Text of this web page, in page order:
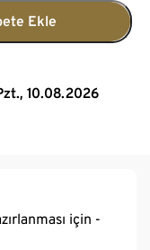
Ekle
10.08.2026
için -